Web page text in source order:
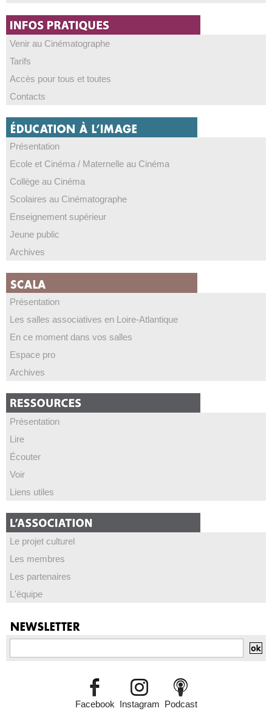
Venir au Cinématographe
Tarifs
Accès pour tous et toutes
Contacts
Présentation
Ecole et Cinéma / Maternelle au Cinéma
Collège au Cinéma
Scolaires au Cinématographe
Enseignement supérieur
Jeune public
Archives
Présentation
Les salles associatives en Loire-Atlantique
En ce moment dans vos salles
Espace pro
Archives
Présentation
Lire
Écouter
Voir
Liens utiles
Le projet culturel
Les membres
Les partenaires
L'équipe
Facebook Instagram Podcast